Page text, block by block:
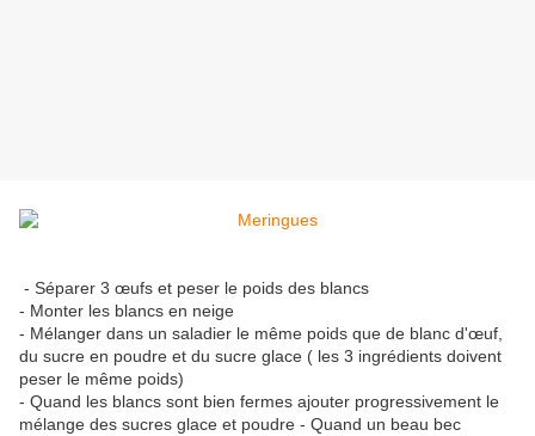
- Séparer 3 œufs et peser le poids des blancs
- Monter les blancs en neige
- Mélanger dans un saladier le même poids que de blanc d'œuf,
du sucre en poudre et du sucre glace ( les 3 ingrédients doivent
peser le même poids)
- Quand les blancs sont bien fermes ajouter progressivement le
mélange des sucres glace et poudre - Quand un beau bec